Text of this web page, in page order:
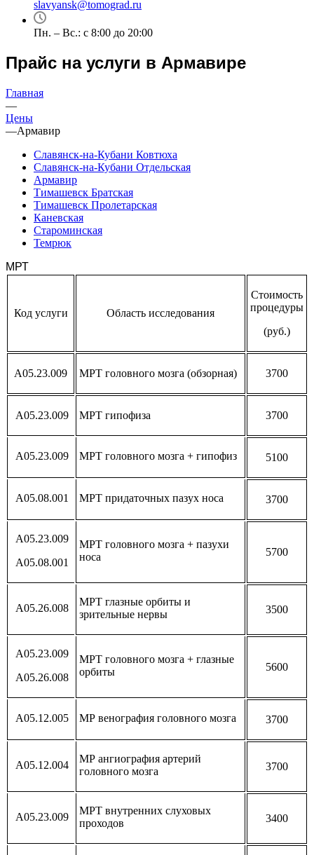
slavyansk@tomograd.ru
Пн. – Вс.: с 8:00 до 20:00
Прайс на услуги в Армавире
Главная
—
Цены
—Армавир
Славянск-на-Кубани Ковтюха
Славянск-на-Кубани Отдельская
Армавир
Тимашевск Братская
Тимашевск Пролетарская
Каневская
Староминская
Темрюк
МРТ
Код услуги Область исследования
Стоимость
процедуры
(руб.)
А05.23.009 МРТ головного мозга (обзорная) 3700
А05.23.009 МРТ гипофиза 3700
А05.23.009 МРТ головного мозга + гипофиз 5100
А05.08.001 МРТ придаточных пазух носа 3700
А05.23.009
А05.08.001
МРТ головного мозга + пазухи
носа
5700
А05.26.008
МРТ глазные орбиты и
зрительные нервы
3500
А05.23.009
А05.26.008
МРТ головного мозга + глазные
орбиты
5600
А05.12.005 МР венография головного мозга 3700
А05.12.004
МР ангиография артерий
головного мозга
3700
А05.23.009
МРТ внутренних слуховых
проходов
3400